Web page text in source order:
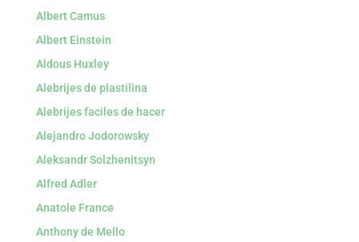
Albert Camus
Albert Einstein
Aldous Huxley
Alebrijes de plastilina
Alebrijes faciles de hacer
Alejandro Jodorowsky
Aleksandr Solzhenitsyn
Alfred Adler
Anatole France
Anthony de Mello